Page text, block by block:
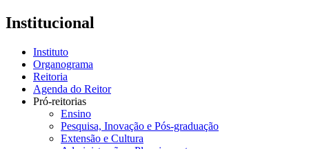
Institucional
Instituto
Organograma
Reitoria
Agenda do Reitor
Pró-reitorias
Ensino
Pesquisa, Inovação e Pós-graduação
Extensão e Cultura